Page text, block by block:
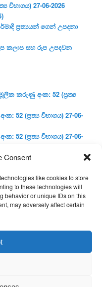
Consent
like cookies to store
to these technologies will
behavior or unique IDs on this
may adversely affect certain
27-06-2026
ප්‍ර‍ත්‍යයන් ගෙන් උපදනා
කලාප සහ රූප උපදවන
කරුණු අංක: 52 (ප්‍ර‍ත්‍ය
52 (ප්‍ර‍ත්‍ය විභාගය) 27-06-
52 (ප්‍ර‍ත්‍ය විභාගය) 27-06-
කරුණු අංක: 46 (හෘදය,
46 (හෘදය, ජීවිත,
WordPress